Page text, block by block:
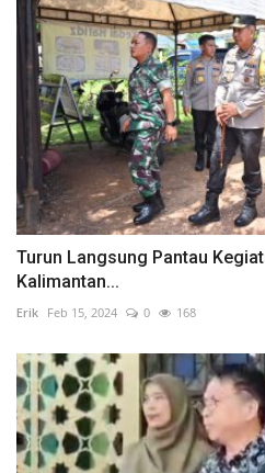
Turun Langsung Pantau
Kalimantan...
Erik Feb 15, 2024 0 168